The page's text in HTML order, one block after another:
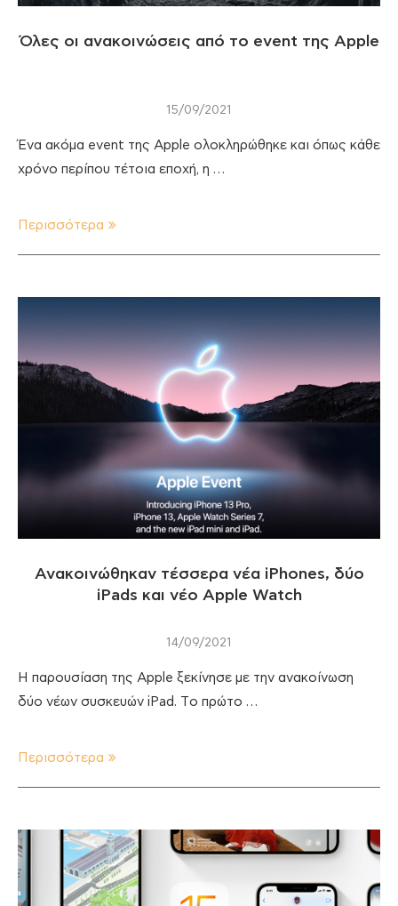
Όλες οι ανακοινώσεις από το event της Apple
15/09/2021
Ένα ακόμα event της Apple ολοκληρώθηκε και όπως κάθε
χρόνο περίπου τέτοια εποχή, η …
Περισσότερα
Ανακοινώθηκαν τέσσερα νέα iPhones, δύο
iPads και νέο Apple Watch
14/09/2021
Η παρουσίαση της Apple ξεκίνησε με την ανακοίνωση
δύο νέων συσκευών iPad. Tο πρώτο …
Περισσότερα